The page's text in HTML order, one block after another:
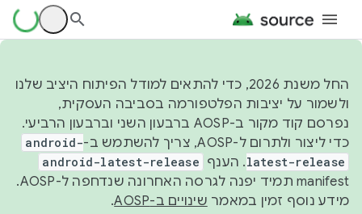
החל משנת 2026, כדי להתאים למודל הפיתוח היציב שלנו
ולשמור על יציבות הפלטפורמה בסביבה העסקית,
נפרסם קוד מקור ב-AOSP ברבעון השני וברבעון הרביעי.
כדי ליצור ולתרום ל-AOSP, צריך להשתמש ב-
android-
latest-release. הענף android-latest-release
manifest תמיד יפנה לגרסה האחרונה שנדחפה ל-AOSP.
מידע נוסף זמין במאמר שינויים ב-AOSP .